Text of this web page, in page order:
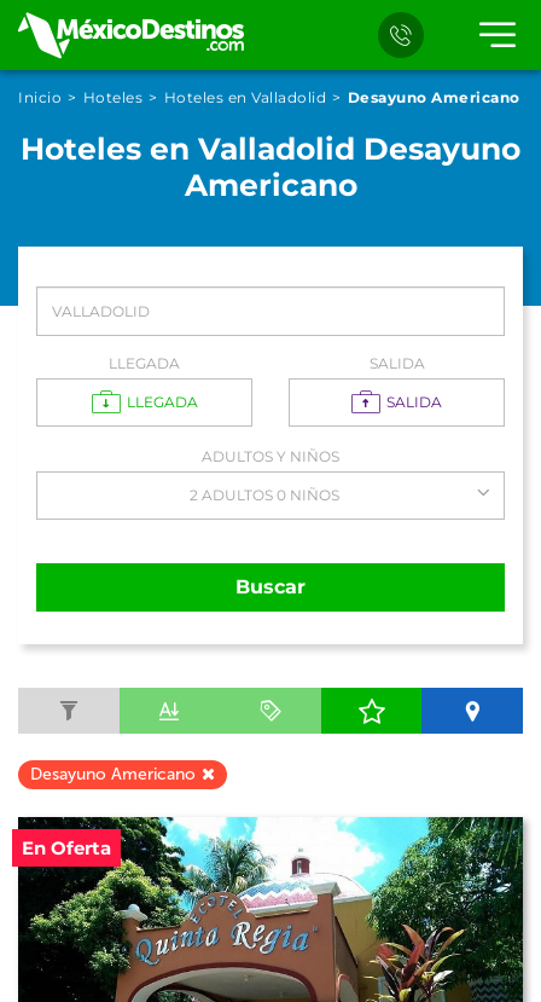
Inicio Hoteles Hoteles en Valladolid Desayuno Americano
Hoteles en Valladolid Desayuno
Americano
LLEGADA
LLEGADA
SALIDA
SALIDA
ADULTOS Y NIÑOS
2 ADULTOS 0 NIÑOS
Buscar
Desayuno Americano
En Oferta